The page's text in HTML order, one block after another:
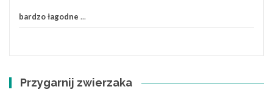
bardzo łagodne ...
Przygarnij zwierzaka